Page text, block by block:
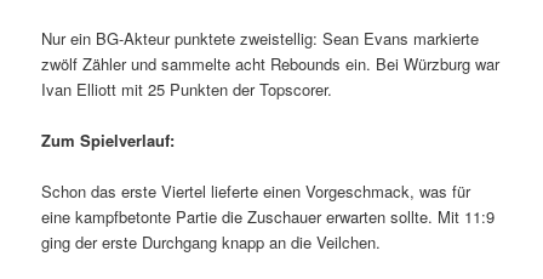
Nur ein BG-Akteur punktete zweistellig: Sean Evans markierte
zwölf Zähler und sammelte acht Rebounds ein. Bei Würzburg war
Ivan Elliott mit 25 Punkten der Topscorer.
Zum Spielverlauf:
Schon das erste Viertel lieferte einen Vorgeschmack, was für
eine kampfbetonte Partie die Zuschauer erwarten sollte. Mit 11:9
ging der erste Durchgang knapp an die Veilchen.